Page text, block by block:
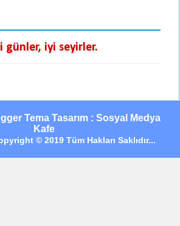
günler, iyi seyirler.
Tema Tasarım : Sosyal Medya
Kafe
© 2019 Tüm Hakları Saklıdır...